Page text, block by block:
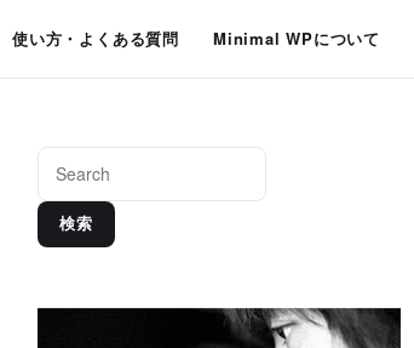
使い方・よくある質問 Minimal WPについて
検索